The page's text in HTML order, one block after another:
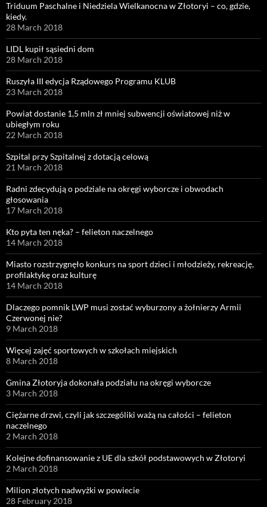
Triduum Paschalne i Niedziela Wielkanocna w Złotoryi – co, gdzie,
kiedy.
28 March 2018
LIDL kupił sąsiedni dom
28 March 2018
Ruszyła III edycja Rządowego Programu KLUB
23 March 2018
Powiat dostanie 1,5 mln zł mniej subwencji oświatowej niż w
ubiegłym roku
22 March 2018
Szpital przy Szpitalnej z dotacją celową
21 March 2018
Radni zdecydują o podziale na okręgi wyborcze i obwodach
głosowania
17 March 2018
Kto pyta ten nęka? – felieton naczelnego
14 March 2018
Miasto rozstrzygnęło konkurs na sport dzieci i młodzieży, rekreację,
profilaktykę oraz kulturę
14 March 2018
Dlaczego pomnik LWP musi zostać wyburzony a żołnierzy Armii
Czerwonej nie?
9 March 2018
Więcej zajęć sportowych w szkołach miejskich
8 March 2018
Gmina Złotoryja dokonała podziału na okręgi wyborcze
3 March 2018
Ciężarne drzwi, czyli jak szczególiki ważą na całości – felieton
naczelnego
2 March 2018
Kolejne dofinansowanie z UE dla szkół podstawowych w Złotoryi
2 March 2018
Milion złotych nadwyżki w powiecie
28 February 2018